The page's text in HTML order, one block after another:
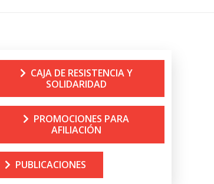
CAJA DE RESISTENCIA Y
SOLIDARIDAD
PROMOCIONES PARA
AFILIACIÓN
PUBLICACIONES